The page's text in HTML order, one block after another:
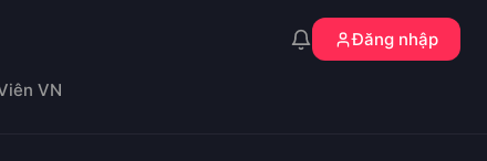
Đăng nhập
VN